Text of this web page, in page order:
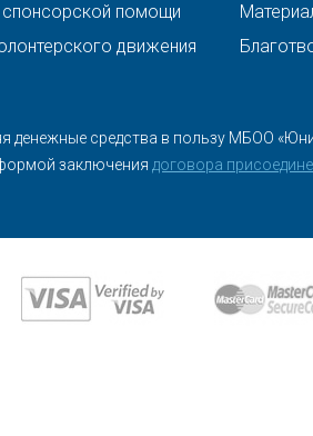
помощи
движения
денежные средства в пользу МБОО
заключения договора